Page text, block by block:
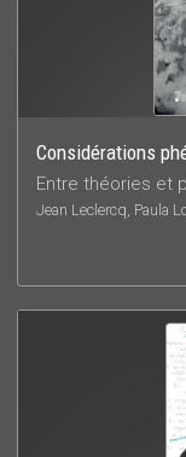
Considérations
Entre théories et
Jean Leclercq, Paula